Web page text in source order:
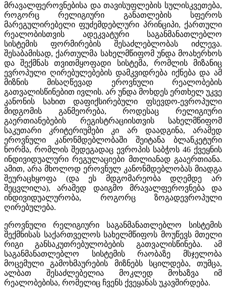
მრავალფეროვნებისა და თავისუფლების სულისკვეთება,
როგორც რელიგიური განათლების სფეროს
მარეგულირებელი ფუძემდებლური პრინციპი, ქართული
რეალობისთვის ადეკვატური საგანმანათლებლო
სისტემის ფორმირების შესაძლებლობას იძლევა.
შესაბამისად, ქართულმა სახელმწიფომ უნდა მოახერხოს
და შექმნას თვითმყოფადი სისტემა, რომლის მიზანიც
ევროპული ღირებულებების დამკვიდრება იქნება და ამ
მიზნის მისაღწევად ეროვნული რეალობების
გათვალისწინებით ივლის. არ უნდა მოხდეს ერთხელ უკვე
კანონის სახით დაფიქსირებული ფსევდო-ევროპული
მიდგომის განმეორება, როდესაც რელიგიური
გაერთიანებების რეგისტრაციისთვის სახელმწიფომ
საკუთარი კრიტერიუმები კი არ დაადგინა, არამედ
ეროვნული კანონმდებლობაში შეიტანა ბლანკეტური
ნორმა, რომლის შედეგადაც ევროპის საბჭოს 46 ქვეყნის
ინდივიდუალური რეგულაციები მთლიანად გააერთიანა.
ამით, არა მხოლოდ ეროვნულ კანონმდებლობას მიადგა
შეურაცხყოფა (და ეს მდგომარეობა დღემდე არ
შეცვლილა), არამედ დაიგმო მრავალფეროვნება და
ინდივიდუალურობა, როგორც ზოგადევროპული
ღირებულება.
ეროვნული რელიგიური საგანმანათლებლო სისტემის
შექმნისას საქართველოს სახელმწიფოს მოუწევს მთელი
რიგი განსაკუთრებულობების გათვალისწინება. ამ
საგანმანათლებლო სისტემის რაობაზე მსჯელობა
მოცემული გამოხმაურების მიზნებს სცილდება, თუმცა,
ალბათ შესაძლებელია მოკლედ მოხაზვა იმ
რეალობებისა, რომელიც ჩვენს ქვეყანას უკავშირდება.